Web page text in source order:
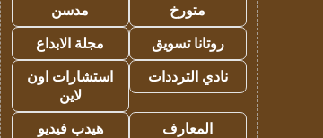
متورخ
مدسن
روتانا تسويق
مجلة الابداع
نادي الترددات
استشارات اون
لاين
المعارف
هيدب فيديو